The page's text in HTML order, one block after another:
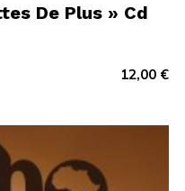
De Plus » Cd
12,00 €